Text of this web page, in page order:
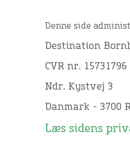
Denne side
Destination
CVR nr. 15731796
Ndr. Kystvej 3
Danmark - 3700
Læs sidens